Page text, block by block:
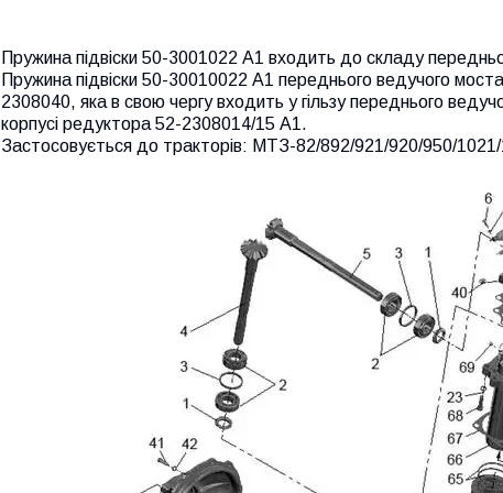
Пружина підвіски 50-3001022 А1 входить до складу
Пружина підвіски 50-30010022 А1 переднього ведучого
2308040, яка в свою чергу входить у гільзу переднього
корпусі редуктора 52-2308014/15 А1.
Застосовується до тракторів: МТЗ-82/892/921/920/950/1021/